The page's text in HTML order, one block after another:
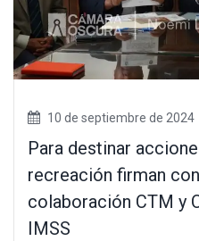
10 de septiembre de 2024
Para destinar
recreación firman
colaboración CTM y
IMSS